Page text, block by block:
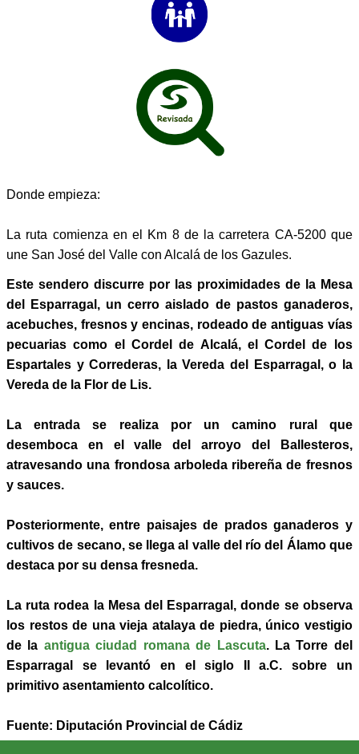
Donde empieza:
La ruta comienza en el Km 8 de la carretera CA-5200 que
une San José del Valle con Alcalá de los Gazules.
Este sendero discurre por las proximidades de la Mesa
del Esparragal, un cerro aislado de pastos ganaderos,
acebuches, fresnos y encinas, rodeado de antiguas vías
pecuarias como el Cordel de Alcalá, el Cordel de los
Espartales y Correderas, la Vereda del Esparragal, o la
Vereda de la Flor de Lis.
La entrada se realiza por un camino rural que
desemboca en el valle del arroyo del Ballesteros,
atravesando una frondosa arboleda ribereña de fresnos
y sauces.
Posteriormente, entre paisajes de prados ganaderos y
cultivos de secano, se llega al valle del río del Álamo que
destaca por su densa fresneda.
La ruta rodea la Mesa del Esparragal, donde se observa
los restos de una vieja atalaya de piedra, único vestigio
de la antigua ciudad romana de Lascuta. La Torre del
Esparragal se levantó en el siglo II a.C. sobre un
primitivo asentamiento calcolítico.
Fuente: Diputación Provincial de Cádiz